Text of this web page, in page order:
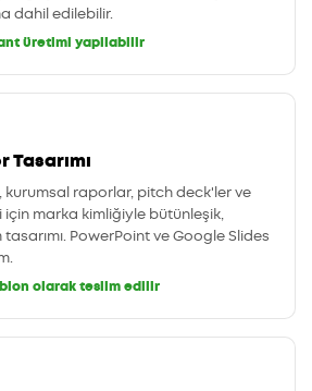
dahil edilebilir.
üretimi yapilabilir
Tasarımı
kurumsal raporlar, pitch deck'ler ve
marka kimliğiyle bütünleşik,
PowerPoint ve Google Slides
olarak teslim edilir